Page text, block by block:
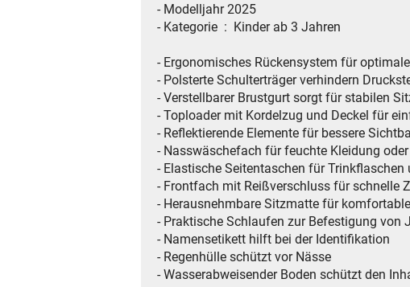
- Modelljahr 2025
- Kategorie ‏ : ‎ Kinder ab 3 Jahren
- Ergonomisches Rückensystem für
- Polsterte Schulterträger verhindern
- Verstellbarer Brustgurt sorgt für stabilen
- Toploader mit Kordelzug und Deckel für
- Reflektierende Elemente für bessere
- Nasswäschefach für feuchte Kleidung
- Elastische Seitentaschen für Trinkflaschen
- Frontfach mit Reißverschluss für schnelle
- Herausnehmbare Sitzmatte für
- Praktische Schlaufen zur Befestigung von
- Namensetikett hilft bei der Identifikation
- Regenhülle schützt vor Nässe
- Wasserabweisender Boden schützt den